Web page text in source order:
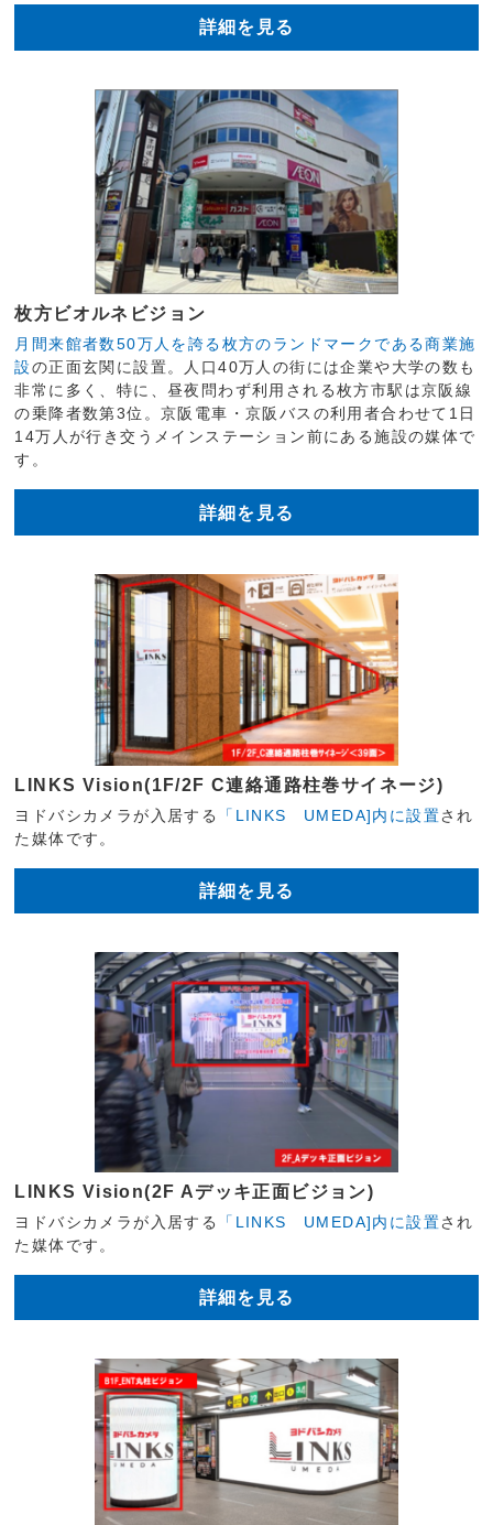
詳細を見る
枚方ビオルネビジョン
月間来館者数50万人を誇る枚方のランドマークである商業施
設の正面玄関に設置。人口40万人の街には企業や大学の数も
非常に多く、特に、昼夜問わず利用される枚方市駅は京阪線
の乗降者数第3位。京阪電車・京阪バスの利用者合わせて1日
14万人が行き交うメインステーション前にある施設の媒体で
す。
詳細を見る
LINKS Vision(1F/2F C連絡通路柱巻サイネージ)
ヨドバシカメラが入居する 「LINKS UMEDA]内に設置され
た媒体です。
詳細を見る
LINKS Vision(2F Aデッキ正面ビジョン)
ヨドバシカメラが入居する 「LINKS UMEDA]内に設置され
た媒体です。
詳細を見る